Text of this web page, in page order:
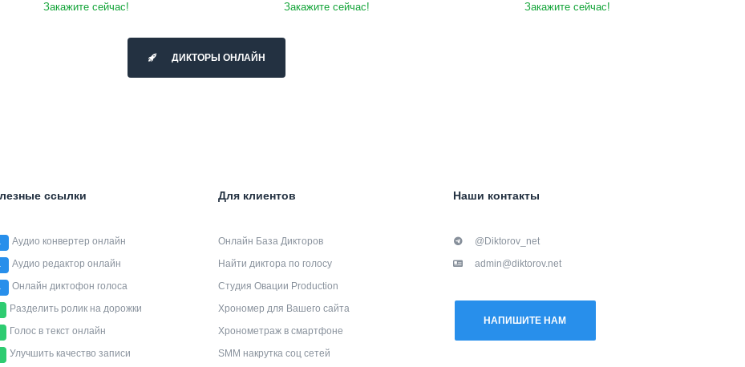
Закажите сейчас!
Закажите сейчас!
Закажите сейчас!
ДИКТОРЫ ОНЛАЙН
ссылки
Аудио конвертер онлайн
Аудио редактор онлайн
Онлайн диктофон голоса
Разделить ролик на дорожки
Голос в текст онлайн
Улучшить качество записи
Для клиентов
Онлайн База Дикторов
Найти диктора по голосу
Студия Овации Production
Хрономер для Вашего сайта
Хронометраж в смартфоне
SMM накрутка соц сетей
Наши контакты
@Diktorov_net
admin@diktorov.net
НАПИШИТЕ НАМ